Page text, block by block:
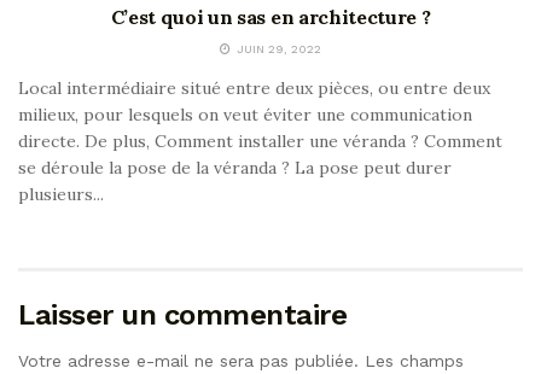
C’est quoi un sas en architecture ?
JUIN 29, 2022
Local intermédiaire situé entre deux pièces, ou entre deux
milieux, pour lesquels on veut éviter une communication
directe. De plus, Comment installer une véranda ? Comment
se déroule la pose de la véranda ? La pose peut durer
plusieurs...
Laisser un commentaire
Votre adresse e-mail ne sera pas publiée. Les champs